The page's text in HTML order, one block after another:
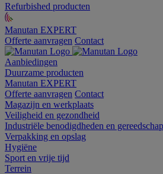
Refurbished producten
Manutan EXPERT
Offerte aanvragen Contact
Aanbiedingen
Duurzame producten
Manutan EXPERT
Offerte aanvragen Contact
Magazijn en werkplaats
Veiligheid en gezondheid
Industriële benodigdheden en gereedschap
Verpakking en opslag
Hygiëne
Sport en vrije tijd
Terrein